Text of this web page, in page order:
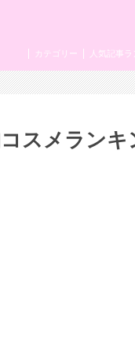
人気記事ラ
カテゴリー
スメランキ